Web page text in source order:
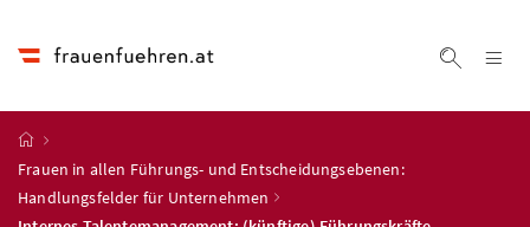
Startseite
Frauen in allen Führungs- und Entscheidungsebenen:
Handlungsfelder für Unternehmen